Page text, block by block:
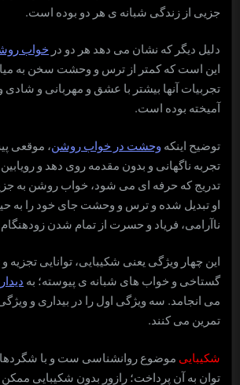
جزیی از زندگی شبانه ی هر دو بوده است.
دلیل دیگر که نشان می دهد هر دو در خواب
این است که کمتر از ترس و وحشت سخن به
تجربیات آنها بیشتر با عشق و مهربانی و
آمیخته بوده است.
توضیح اینکه وحشت در خواب روشن، موقعی
تجربه ناگهانی و بدون مقدمه روی دهد و
تدریج که حرفه ای می شود، خواب روشن به
او تبدیل شده و ترس و وحشت جای خود را به
ناآرامی، فریاد و حسرت از تمام شدن
این چهار ویژگی یعنی شکیبایی، توانایی تجزیه
گستاخی و خواب های شبانه ی پیوسته؛ به
می انجامد. سه ویژگی اول را در بیداری و
تمرین می کنند.
شکیبایی موضوع روانشناسی ست و با
توان به آن پرداخت؛ رازور بدون شکیبایی